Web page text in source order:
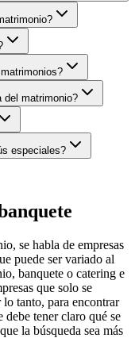
del matrimonio?
especiales?
se habla de empresas
puede ser variado al
banquete o catering e
que solo se
tanto, para encontrar
tener claro qué se
la búsqueda sea más